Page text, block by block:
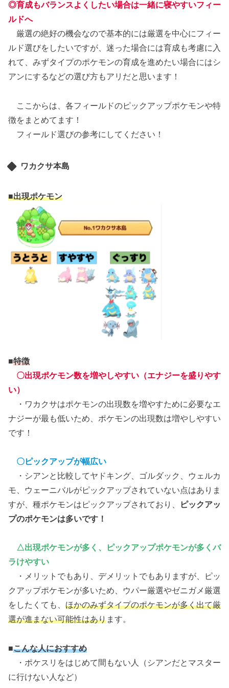
◎育成もバランスよくしたい場合は一緒に寝やすいフィー
ルドへ
厳選の絶好の機会なので基本的には厳選を中心にフィー
ルド選びをしたいですが、迷った場合には育成も考慮に入
れて、みずタイプのポケモンの育成を進めたい場合にはシ
アンにするなどの選び方もアリだと思います！
ここからは、各フィールドのピックアップポケモンや特
徴をまとめてます！
フィールド選びの参考にしてください！
ワカクサ本島
■出現ポケモン
■特徴
〇出現ポケモン数を増やしやすい（エナジーを盛りやす
い）
・ワカクサはポケモンの出現数を増やすために必要なエ
ナジーが最も低いため、ポケモンの出現数は増やしやすい
です！
〇ピックアップが幅広い
・シアンと比較してヤドキング、ゴルダック、ウェルカ
モ、ウェーニバルがピックアップされていない点はありま
すが、種ポケモンはピックアップされており、
ピックアッ
プのポケモンは多いです！
△出現ポケモンが多く、ピックアップポケモンが多くバ
ラけやすい
・メリットでもあり、デメリットでもありますが、ピッ
クアップポケモンが多いため、ウパー厳選やゼニガメ厳選
をしたくても、 ほかのみずタイプのポケモンが多く出て厳
選が進まない可能性はあります。
■こんな人におすすめ
・ポケスリをはじめて間もない人（シアンだとマスター
に行けない人など）